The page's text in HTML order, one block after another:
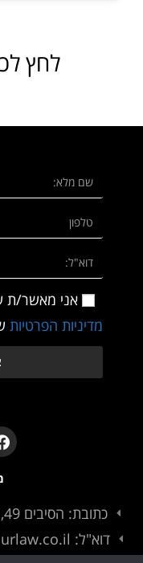
לחץ
אני מאשר/ת
מדיניות הפרטיות
כתובת: הסיבים 49, פתח תקווה
דוא"ל: office@ay-labourlaw.co.il